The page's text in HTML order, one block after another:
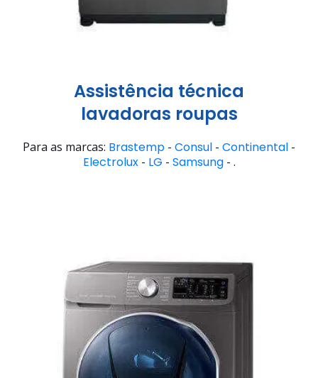
Assistência técnica
lavadoras roupas
Para as marcas: Brastemp - Consul - Continental -
Electrolux- LG - Samsung- .